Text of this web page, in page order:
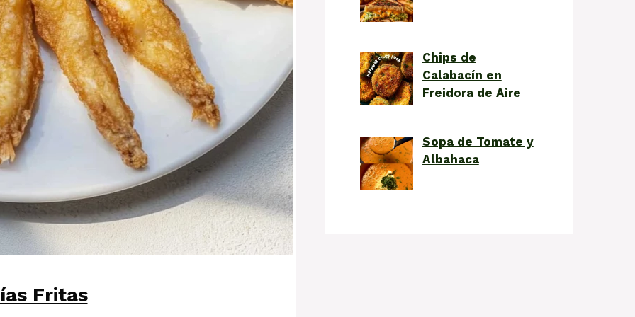
Fritas
Chips de
Calabacín en
Freidora de Aire
Sopa de Tomate y
Albahaca